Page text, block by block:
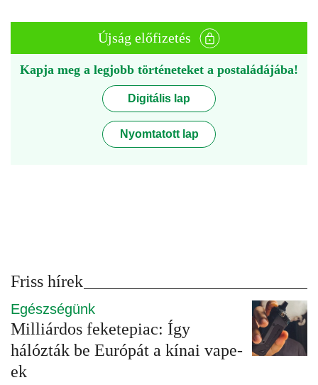
Újság előfizetés
Kapja meg a legjobb történeteket a postaládájába!
Digitális lap
Nyomtatott lap
Friss hírek
Egészségünk
Milliárdos feketepiac: Így
hálózták be Európát a kínai vape-
ek